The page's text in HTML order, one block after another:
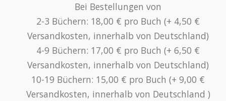
Bei Bestellungen von
2-3 Büchern: 18,00 € pro Buch (+ 4,50 €
Versandkosten, innerhalb von Deutschland)
4-9 Büchern: 17,00 € pro Buch (+ 6,50 €
Versandkosten, innerhalb von Deutschland)
10-19 Büchern: 15,00 € pro Buch (+ 9,00 €
Versandkosten, innerhalb von Deutschland )